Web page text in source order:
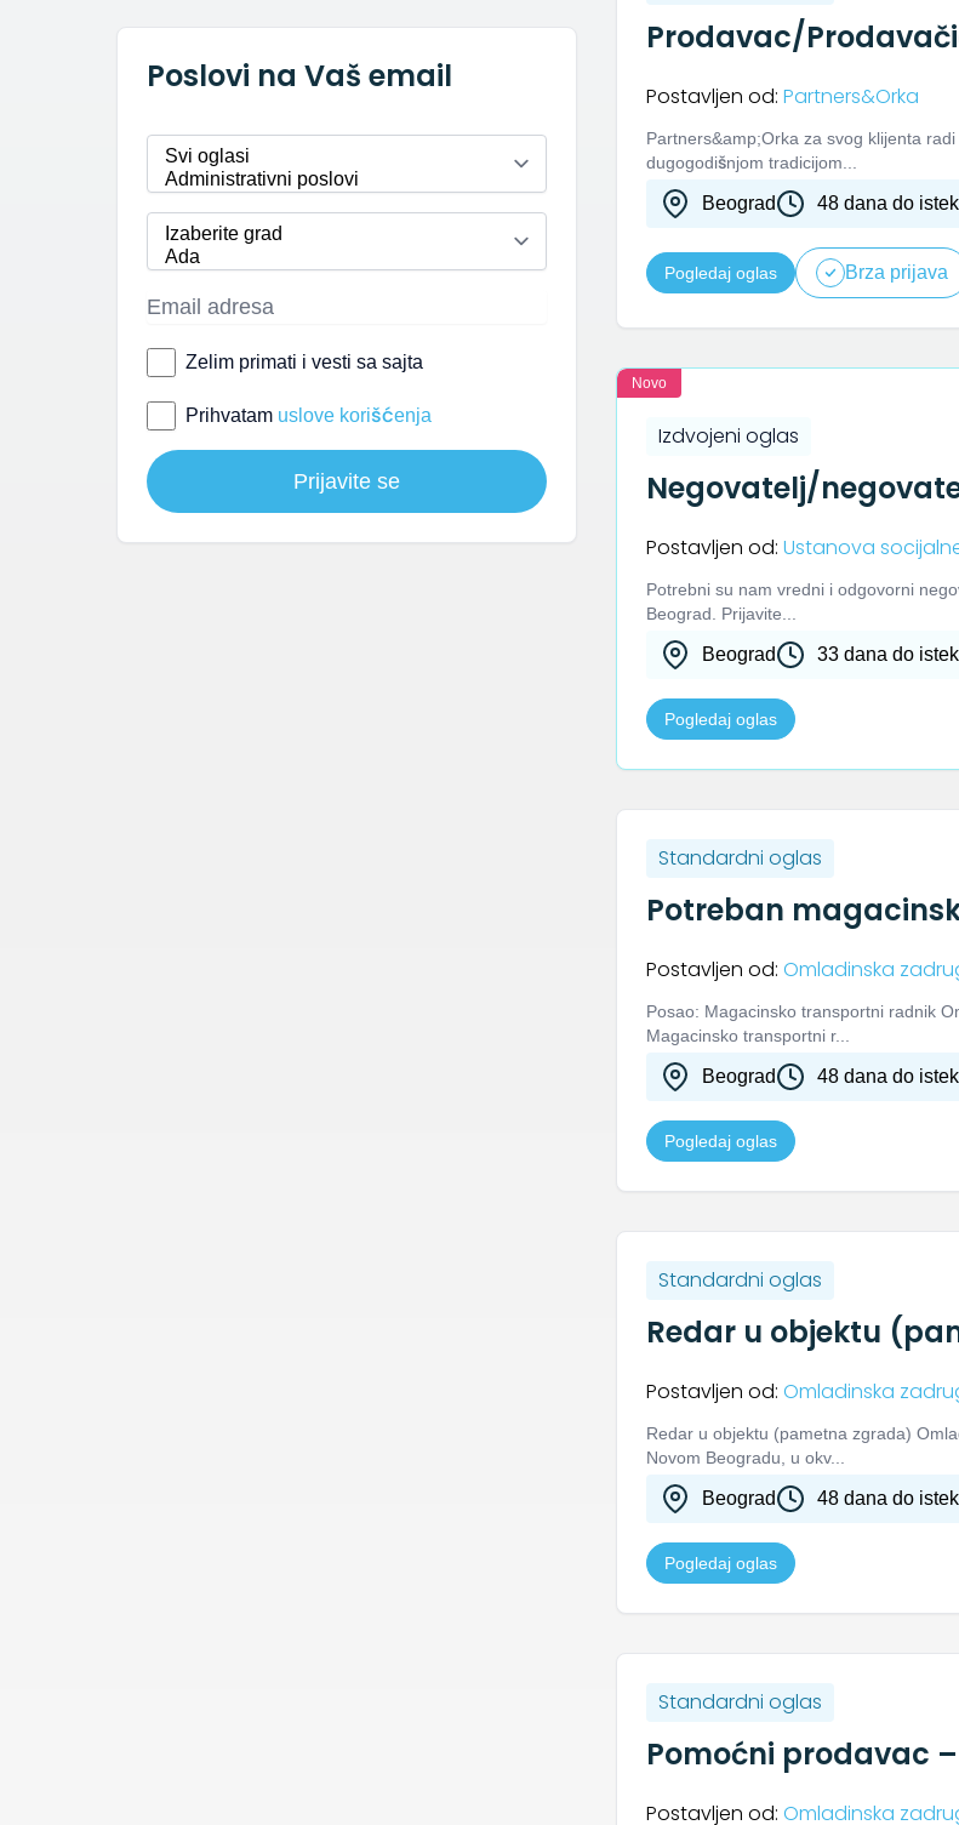
Poslovi na Vaš email
Zelim primati i vesti sa sajta
Prihvatam uslove korišćenja
Prijavite se
Prodavac/
Postavljen od: Partners&Orka
Partners&amp;Orka za svog klijenta
dugogodišnjom tradicijom...
Beograd 48 dana do
Pogledaj oglas Brza prijava
Novo
Izdvojeni oglas
Negovatelj/
Postavljen od: Ustanova
Potrebni su nam vredni i odgovorni
Beograd. Prijavite...
Beograd 33 dana do
Pogledaj oglas
Standardni oglas
Potreban
Postavljen od: Omladinska
Posao: Magacinsko transportni radnik
Magacinsko transportni r...
Beograd 48 dana do
Pogledaj oglas
Standardni oglas
Redar u objektu
Postavljen od: Omladinska
Redar u objektu (pametna zgrada)
Novom Beogradu, u okv...
Beograd 48 dana do
Pogledaj oglas
Standardni oglas
Pomoćni prodavac
Postavljen od: Omladinska